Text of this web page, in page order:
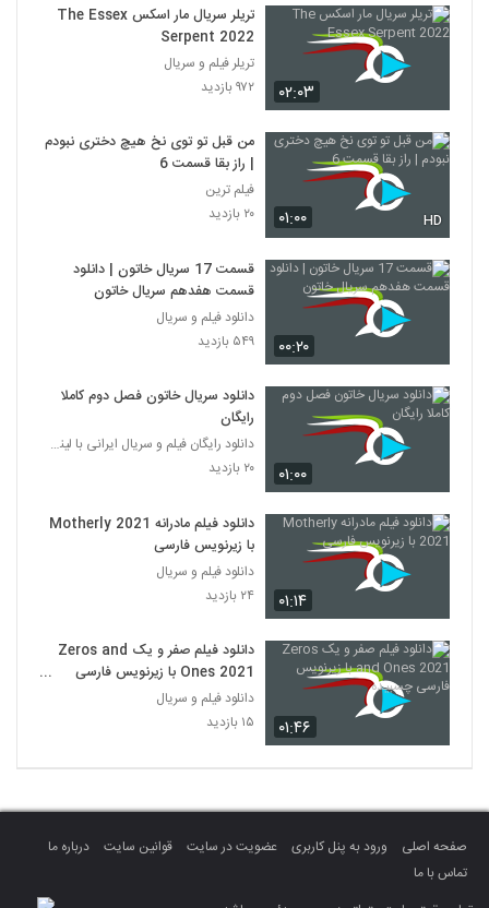
۰۲:۰۳
تریلر سریال مار اسکس The Essex
Serpent 2022
تریلر فیلم و سریال
۹۷۲ بازدید
۰۱:۰۰ HD
من قبل تو توی نخ هیچ دختری نبودم
| راز بقا قسمت 6
فیلم ترین
۲۰ بازدید
۰۰:۲۰
قسمت 17 سریال خاتون | دانلود
قسمت هفدهم سریال خاتون
دانلود فیلم و سریال
۵۴۹ بازدید
۰۱:۰۰
دانلود سریال خاتون فصل دوم کاملا
رایگان
دانلود رایگان فیلم و سریال ایرانی با لینک مستقیم
۲۰ بازدید
۰۱:۱۴
دانلود فیلم مادرانه Motherly 2021
با زیرنویس فارسی
دانلود فیلم و سریال
۲۴ بازدید
۰۱:۴۶
دانلود فیلم صفر و یک Zeros and
Ones 2021 با زیرنویس فارسی
چسبیده
دانلود فیلم و سریال
۱۵ بازدید
صفحه اصلی ورود به پنل کاربری عضویت در سایت قوانین سایت
درباره ما
تماس با ما